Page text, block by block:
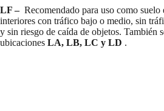
LF – Recomendado para uso como suelo
interiores con tráfico bajo o medio, sin
y sin riesgo de caída de objetos. También
ubicaciones LA, LB, LC y LD .